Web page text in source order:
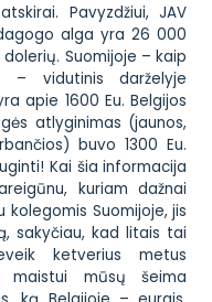
Pavyzdžiui, JAV
alga yra26 000
dolerių. Suomijoje – kaip
– vidutinis darželyje
apie 1600 Eu. Belgijos
atlyginimas (jaunos,
buvo 1300 Eu.
Kai šia informacija
kuriam dažnai
Suomijoje, jis
sakyčiau, kad litais tai
ketverius metus
maistui mūsų šeima